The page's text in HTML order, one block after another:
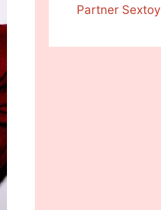
Partner Sextoy